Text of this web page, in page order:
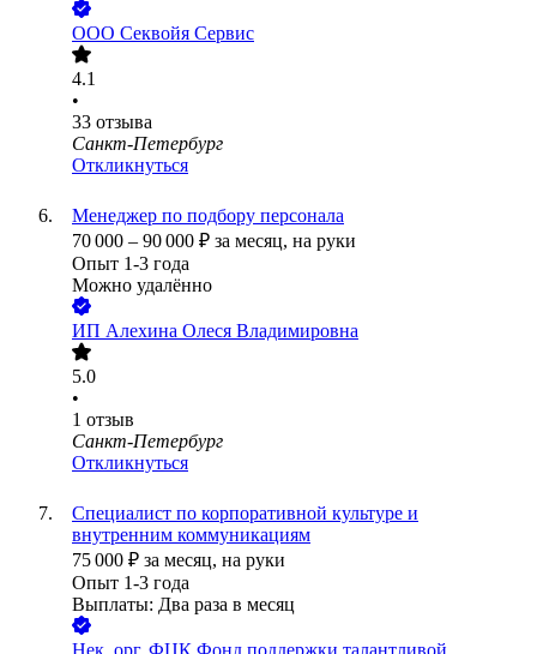
ООО Секвойя Сервис
4.1
•
33 отзыва
Санкт-Петербург
Откликнуться
Менеджер по подбору персонала
70 000 – 90 000 ₽ за месяц, на руки
Опыт 1-3 года
Можно удалённо
ИП Алехина Олеся Владимировна
5.0
•
1 отзыв
Санкт-Петербург
Откликнуться
Специалист по корпоративной культуре и
внутренним коммуникациям
75 000 ₽ за месяц, на руки
Опыт 1-3 года
Выплаты: Два раза в месяц